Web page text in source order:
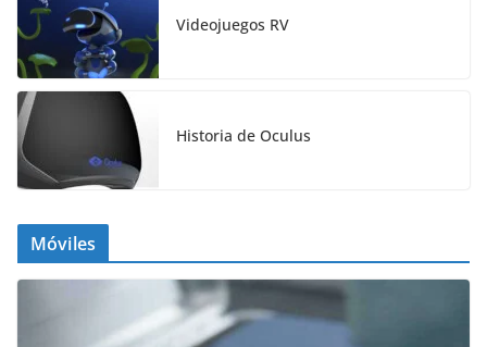
Videojuegos RV
Historia de Oculus
Móviles